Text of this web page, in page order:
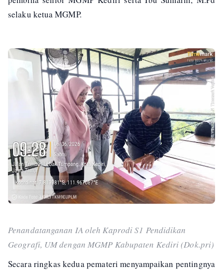
selaku ketua MGMP.
Penandatanganan IA oleh Kaprodi S1 Pendidikan
Geografi, UM dengan MGMP Kabupaten Kediri (Dok.pri)
Secara ringkas kedua pemateri menyampaikan pentingnya